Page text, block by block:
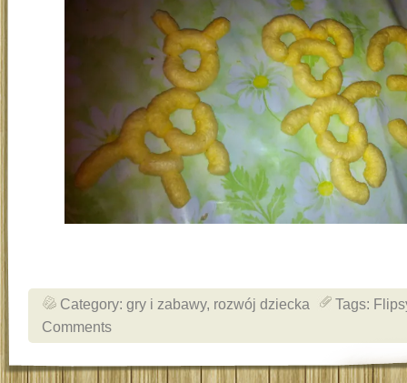
Category: gry i zabawy, rozwój dziecka Tags:
Comments